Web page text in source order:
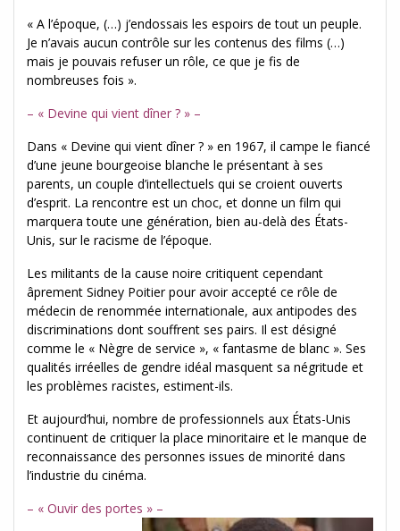
« A l’époque, (…) j’endossais les espoirs de tout un peuple.
Je n’avais aucun contrôle sur les contenus des films (…)
mais je pouvais refuser un rôle, ce que je fis de
nombreuses fois ».
– « Devine qui vient dîner ? » –
Dans « Devine qui vient dîner ? » en 1967, il campe le fiancé
d’une jeune bourgeoise blanche le présentant à ses
parents, un couple d’intellectuels qui se croient ouverts
d’esprit. La rencontre est un choc, et donne un film qui
marquera toute une génération, bien au-delà des États-
Unis, sur le racisme de l’époque.
Les militants de la cause noire critiquent cependant
âprement Sidney Poitier pour avoir accepté ce rôle de
médecin de renommée internationale, aux antipodes des
discriminations dont souffrent ses pairs. Il est désigné
comme le « Nègre de service », « fantasme de blanc ». Ses
qualités irréelles de gendre idéal masquent sa négritude et
les problèmes racistes, estiment-ils.
Et aujourd’hui, nombre de professionnels aux États-Unis
continuent de critiquer la place minoritaire et le manque de
reconnaissance des personnes issues de minorité dans
l’industrie du cinéma.
– « Ouvir des portes » –